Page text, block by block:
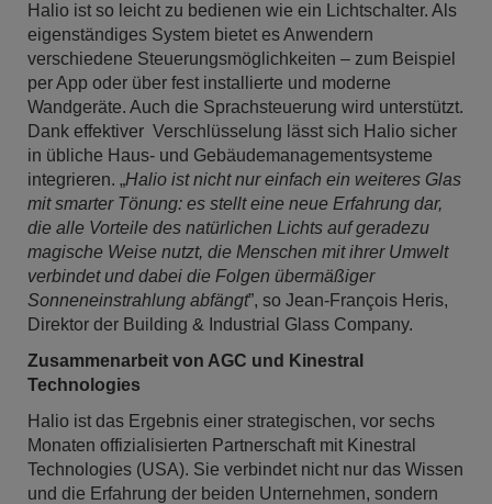
Halio ist so leicht zu bedienen wie ein Lichtschalter. Als
eigenständiges System bietet es Anwendern
verschiedene Steuerungsmöglichkeiten – zum Beispiel
per App oder über fest installierte und moderne
Wandgeräte. Auch die Sprachsteuerung wird unterstützt.
Dank effektiver Verschlüsselung lässt sich Halio sicher
in übliche Haus- und Gebäudemanagementsysteme
integrieren. „Halio ist nicht nur einfach ein weiteres Glas
mit smarter Tönung: es stellt eine neue Erfahrung dar,
die alle Vorteile des natürlichen Lichts auf geradezu
magische Weise nutzt, die Menschen mit ihrer Umwelt
verbindet und dabei die Folgen übermäßiger
Sonneneinstrahlung abfängt”, so Jean-François Heris,
Direktor der Building & Industrial Glass Company.
Zusammenarbeit von AGC und Kinestral
Technologies
Halio ist das Ergebnis einer strategischen, vor sechs
Monaten offizialisierten Partnerschaft mit Kinestral
Technologies (USA). Sie verbindet nicht nur das Wissen
und die Erfahrung der beiden Unternehmen, sondern